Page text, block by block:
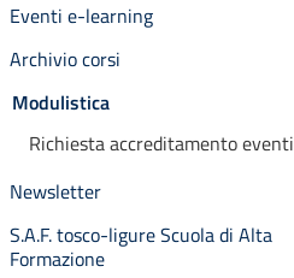
Eventi e-learning
Archivio corsi
Modulistica
Richiesta accreditamento eventi
Newsletter
S.A.F. tosco-ligure Scuola di Alta
Formazione